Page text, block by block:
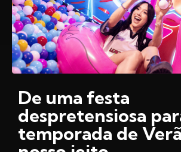
De uma festa
despretensiosa
temporada de